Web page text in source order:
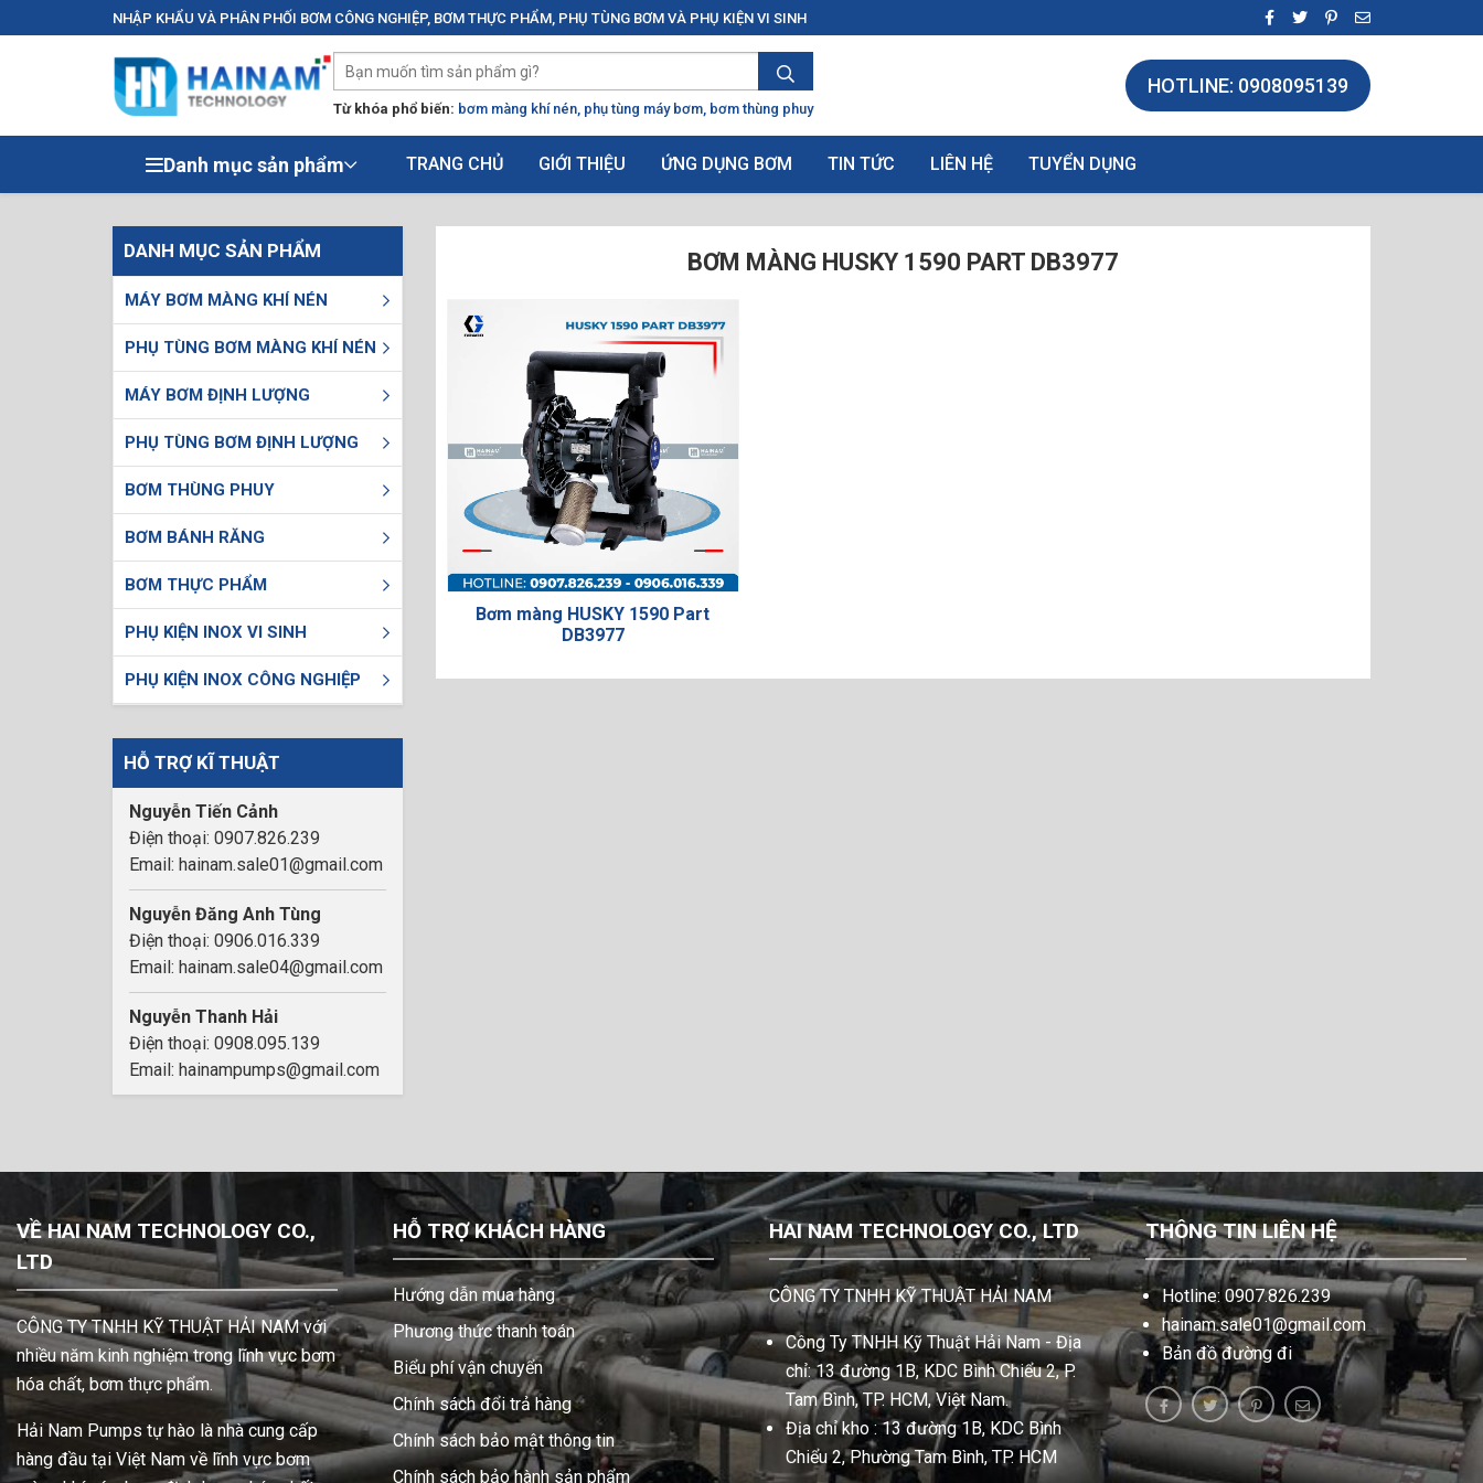
NHẬP KHẨU VÀ PHÂN PHỐI BƠM CÔNG NGHIỆP, BƠM THỰC PHẨM, PHỤ TÙNG BƠM VÀ PHỤ KIỆN VI SINH
Từ khóa phổ biến: bơm màng khí nén phụ tùng máy bơm bơm thùng phuy
HOTLINE: 0908095139
Danh mục sản phẩm TRANG CHỦ GIỚI THIỆU ỨNG DỤNG BƠM TIN TỨC LIÊN HỆ TUYỂN DỤNG
DANH MỤC SẢN PHẨM
MÁY BƠM MÀNG KHÍ NÉN
PHỤ TÙNG BƠM MÀNG KHÍ NÉN
MÁY BƠM ĐỊNH LƯỢNG
PHỤ TÙNG BƠM ĐỊNH LƯỢNG
BƠM THÙNG PHUY
BƠM BÁNH RĂNG
BƠM THỰC PHẨM
PHỤ KIỆN INOX VI SINH
PHỤ KIỆN INOX CÔNG NGHIỆP
HỖ TRỢ KĨ THUẬT
Nguyễn Tiến Cảnh
Điện thoại: 0907.826.239
Email: hainam.sale01@gmail.com
Nguyễn Đăng Anh Tùng
Điện thoại: 0906.016.339
Email: hainam.sale04@gmail.com
Nguyễn Thanh Hải
Điện thoại: 0908.095.139
Email: hainampumps@gmail.com
BƠM MÀNG HUSKY 1590 PART DB3977
Bơm màng HUSKY 1590 Part
DB3977
VỀ HAI NAM TECHNOLOGY CO.,
LTD
CÔNG TY TNHH KỸ THUẬT HẢI NAM với
nhiều năm kinh nghiệm trong lĩnh vực bơm
hóa chất, bơm thực phẩm.
Hải Nam Pumps tự hào là nhà cung cấp
hàng đầu tại Việt Nam về lĩnh vực bơm
HỖ TRỢ KHÁCH HÀNG
Hướng dẫn mua hàng
Phương thức thanh toán
Biểu phí vận chuyển
Chính sách đổi trả hàng
Chính sách bảo mật thông tin
Chính sách bảo hành sản phẩm
HAI NAM TECHNOLOGY CO., LTD
CÔNG TY TNHH KỸ THUẬT HẢI NAM
Công Ty TNHH Kỹ Thuật Hải Nam - Địa
chỉ: 13 đường 1B, KDC Bình Chiểu 2, P.
Tam Bình, TP. HCM, Việt Nam.
Địa chỉ kho : 13 đường 1B, KDC Bình
Chiểu 2, Phường Tam Bình, TP. HCM
THÔNG TIN LIÊN HỆ
Hotline: 0907.826.239
hainam.sale01@gmail.com
Bản đồ đường đi